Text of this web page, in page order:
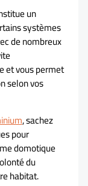
un
systèmes
de nombreux
et vous permet
selon vos
, sachez
pour
domotique
du
habitat.